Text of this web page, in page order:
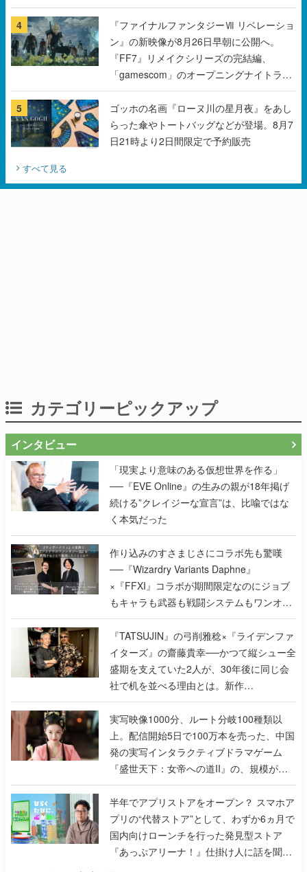
チェコのプロ野球選手から称賛の声
4
『ファイナルファンタジーⅦ リベレーショ
ン』の新映像が8月26日早朝に公開へ。
『FF7』リメイクシリーズの完結編、
「gamescom」のオープニングナイトライ
ブにてディレクターの浜口直樹氏が登壇す
る予定
5
ゴッホの名画『ローヌ川の星月夜』をあし
らった傘やトートバッグなどが登場。8月7
日21時より2日間限定で予約販売
すべて見る
カテゴリーピックアップ
インタビュー
「現実より意味のある仮想世界を作る」
──『EVE Online』の生みの親が18年掲げ
続ける”クレイジーな宣言”は、比喩ではな
く本気だった
作り込みのすさまじさにコラボ先も驚嘆
──『Wizardry Variants Daphne』
×『FFXI』コラボが期間限定なのにジョブ
もキャラも武器も戦闘システムもワンオフ
で作り込まれた理由を両ディレクターに聞
く
『TATSUJIN』の弓削雅稔×『ライデンファ
イターズ』の齋藤貴幸──かつて縦シュー全
盛期を支えていた2人が、30年後に同じ会
社で机を並べる理由とは。新作
『TATSUJIN EXTREME』で初タッグを組
んだレジェンド2人に訊く開発秘話
実写映像1000分、ルート分岐100種類以
上。配信開始5日で100万本を売った、中国
発の実写インタラクティブドラマゲーム
『盛世天下：女帝への道II』の、規模が違
うこだわりをプロデューサーに聞いた
半年でアプリストアをオープン？ スマホア
プリの“代替ストア”として、わずか6ヵ月で
国内向けローンチを行った発見型ストア
『あっぷアリーナ！』仕掛け人に話を聞い
てみた